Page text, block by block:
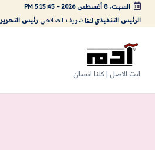
التجاوز
السبت، 8 أغسطس 2026 -
5:15:45 PM
الرئيس التنفيذي
شريف الصلاحي رئيس التحرير
A
da
انت الاصل | كلنا انسان